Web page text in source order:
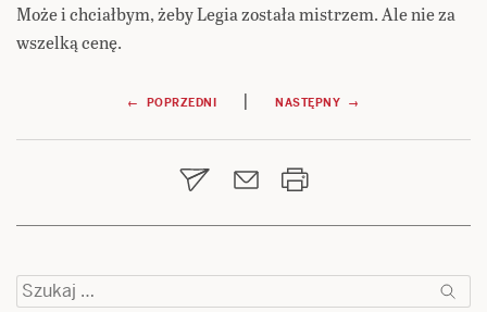
Może i chciałbym, żeby Legia została mistrzem. Ale nie za
wszelką cenę.
Nawigacja
wpisu
← POPRZEDNI | NASTĘPNY →
Szukaj: